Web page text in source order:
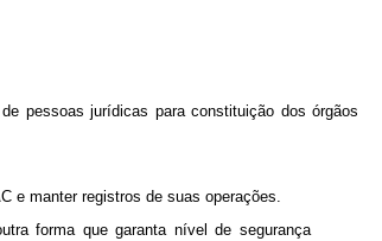
pessoas jurídicas para constituição dos órgãos
e manter registros de suas operações.
forma que garanta nível de segurança